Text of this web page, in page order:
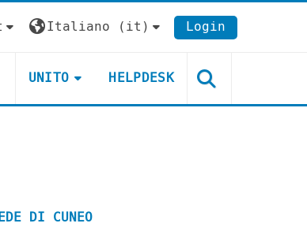
Italiano ‎(it)‎ Login
UNITO HELPDESK
DI CUNEO